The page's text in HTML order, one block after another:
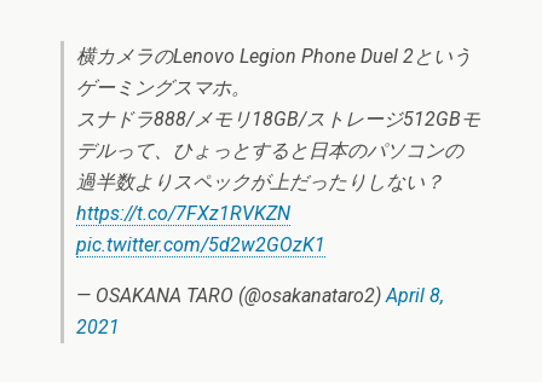
横カメラのLenovo Legion Phone Duel 2という
ゲーミングスマホ。
スナドラ888/メモリ18GB/ストレージ512GBモ
デルって、ひょっとすると日本のパソコンの
過半数よりスペックが上だったりしない？
https://t.co/7FXz1RVKZN
pic.twitter.com/5d2w2GOzK1
— OSAKANA TARO (@osakanataro2)April 8,
2021